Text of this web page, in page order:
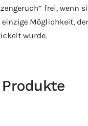
frei, wenn
Möglichkeit,
wurde.